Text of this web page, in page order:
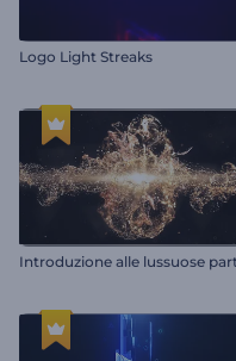
Logo Light Streaks